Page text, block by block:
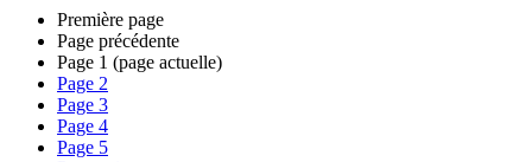
Première page
Page précédente
Page 1 (page actuelle)
Page 2
Page 3
Page 4
Page 5